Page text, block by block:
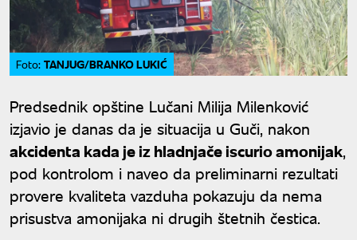
Foto: TANJUG/BRANKO LUKIĆ
Predsednik opštine Lučani Milija Milenković
izjavio je danas da je situacija u Guči, nakon
akcidenta kada je iz hladnjače iscurio amonijak,
pod kontrolom i naveo da preliminarni rezultati
provere kvaliteta vazduha pokazuju da nema
prisustva amonijaka ni drugih štetnih čestica.